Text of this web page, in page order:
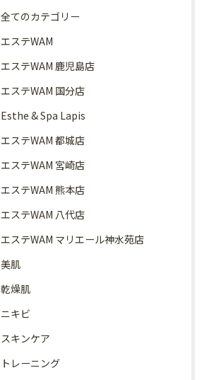
全てのカテゴリー
エステWAM
エステWAM 鹿児島店
エステWAM 国分店
Esthe & Spa Lapis
エステWAM 都城店
エステWAM 宮崎店
エステWAM 熊本店
エステWAM 八代店
エステWAM マリエール神水苑店
美肌
乾燥肌
ニキビ
スキンケア
トレーニング